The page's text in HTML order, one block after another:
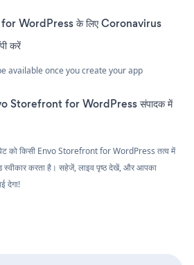
WordPress के लिए Coronavirus
करें
available once you create your app
Storefront for WordPress संपादक में
को किसी Envo Storefront for WordPress तत्व में
स्वीकार करता है। सहेजें, लाइव पृष्ठ देखें, और आपका
देगा!